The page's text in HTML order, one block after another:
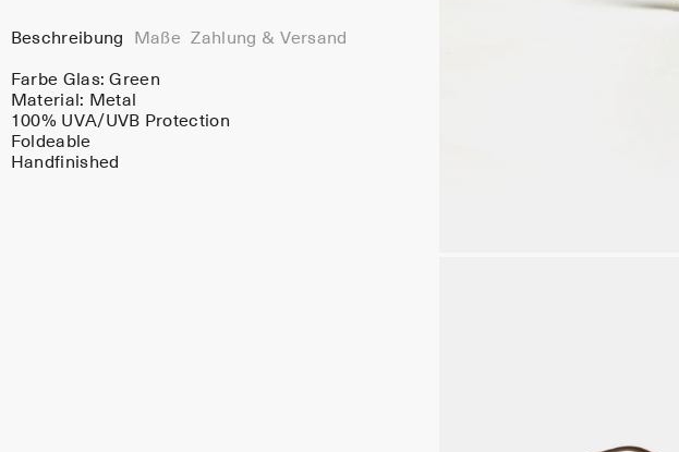
Beschreibung Maße Zahlung & Versand
Farbe Glas:Green
Material: Metal
100% UVA/UVB Protection
Foldeable
Handfinished